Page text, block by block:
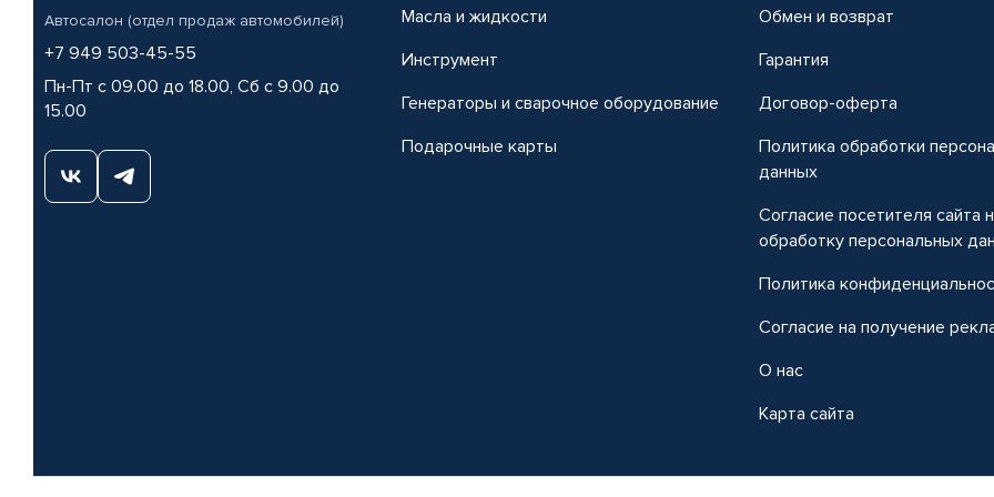
Автосалон (отдел продаж автомобилей)
+7 949 503-45-55
Пн-Пт с 09.00 до 18.00, Сб с 9.00 до
15.00
Масла и жидкости
Инструмент
Генераторы и сварочное оборудование
Подарочные карты
Обмен и возврат
Гарантия
Договор-оферта
Политика обработки
данных
Согласие посетителя сайта
обработку персональных
Политика
Согласие на получение
О нас
Карта сайта